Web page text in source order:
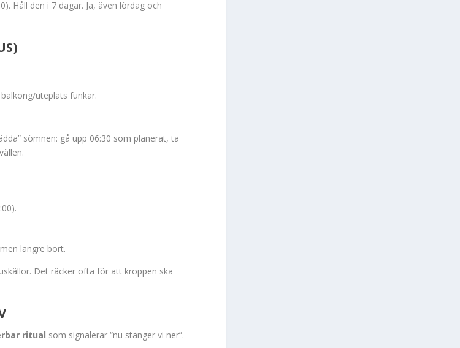
Håll den i 7 dagar. Ja, även lördag och
uteplats funkar.
sömnen: gå upp 06:30 som planerat, ta
längre bort.
Det räcker ofta för att kroppen ska
ritual som signalerar “nu stänger vi ner”.